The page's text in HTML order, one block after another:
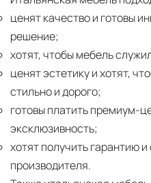
ценят качество и готовы
решение;
хотят, чтобы мебель
ценят эстетику и хотят,
стильно и дорого;
готовы платить премиум-
эксклюзивность;
хотят получить гарантию
производителя.